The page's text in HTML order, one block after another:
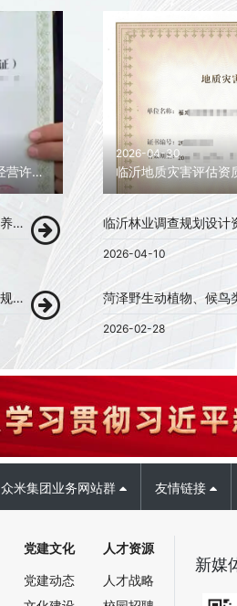
在济宁哪些情形不需要办理农作物种子生产经营许可证?济宁农作物种子生产经营许可证代办！
济宁水域滩涂养殖许可怎么办理?济宁水域滩涂养殖许可证代办!
泰安哪些项目需要办理工程规划许可?泰安工程规划许可代办！
2026-04-30
2026-04-10
2026-02-28
众米集团业务网站群 友情链接
党建文化
党建动态
人才资源
人才战略
新媒